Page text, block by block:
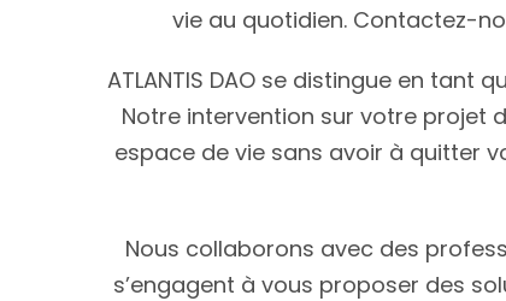
vie au quotidien. Contactez-
ATLANTIS DAO se distingue en tant
Notre intervention sur votre projet
espace de vie sans avoir à quitter
Nous collaborons avec des
s’engagent à vous proposer des